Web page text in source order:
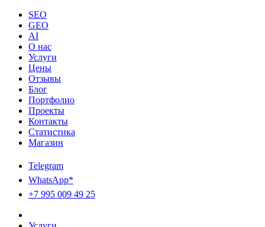
SEO
GEO
AI
О нас
Услуги
Цены
Отзывы
Блог
Портфолио
Проекты
Контакты
Статистика
Магазин
Telegram
WhatsApp*
+7 995 009 49 25